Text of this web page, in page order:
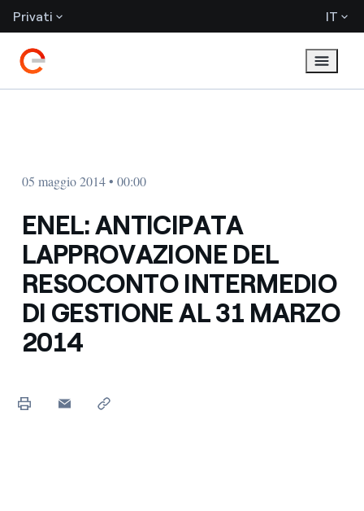
Privati IT
05 maggio 2014 • 00:00
ENEL: ANTICIPATA
LAPPROVAZIONE DEL
RESOCONTO INTERMEDIO
DI GESTIONE AL 31 MARZO
2014